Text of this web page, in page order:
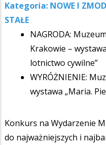
Kategoria: NOWE I
STAŁE
NAGRODA:
Krakowie –
lotnictwo cywilne”
WYRÓŻNIENIE:
wystawa „Maria.
Konkurs na Wydarzenie
do najważniejszych i